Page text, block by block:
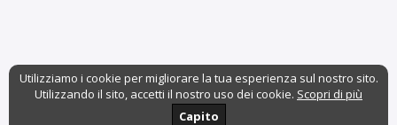
Utilizziamo i cookie per migliorare la tua esperienza sul nostro sito.
Utilizzando il sito, accetti il nostro uso dei cookie. Scopri di più
Capito